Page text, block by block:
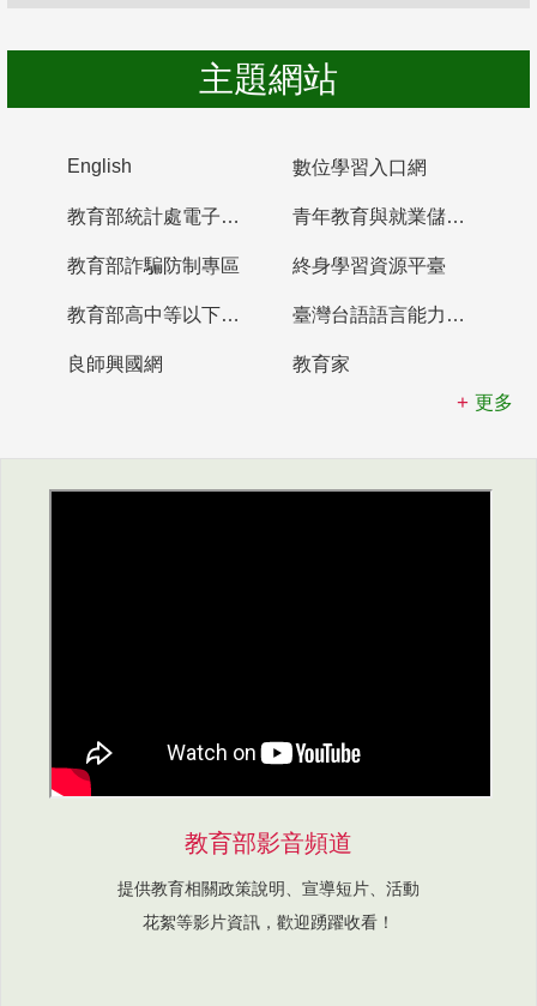
主題網站
English 數位學習入口網
教育部統計處電子書櫃 青年教育與就業儲蓄帳戶
教育部詐騙防制專區 終身學習資源平臺
教育部高中等以下學校及幼兒園教師資格檢定考試 臺灣台語語言能力認證網站
良師興國網
教育家
更多
教育部影音頻道
提供教育相關政策說明、宣導短片、活動
花絮等影片資訊，歡迎踴躍收看！